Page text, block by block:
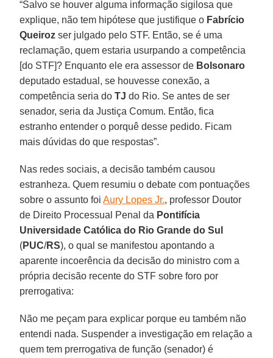
“Salvo se houver alguma informação sigilosa que
explique, não tem hipótese que justifique o Fabrício
Queiroz ser julgado pelo STF. Então, se é uma
reclamação, quem estaria usurpando a competência
[do STF]? Enquanto ele era assessor de Bolsonaro
deputado estadual, se houvesse conexão, a
competência seria doTJ do Rio. Se antes de ser
senador, seria da Justiça Comum. Então, fica
estranho entender o porquê desse pedido. Ficam
mais dúvidas do que respostas”.
Nas redes sociais, a decisão também causou
estranheza. Quem resumiu o debate com pontuações
sobre o assunto foiAury Lopes Jr., professor Doutor
de Direito Processual Penal da Pontifícia
Universidade Católica do Rio Grande do Sul
(PUC/RS), o qual se manifestou apontando a
aparente incoerência da decisão do ministro com a
própria decisão recente do STF sobre foro por
prerrogativa:
Não me peçam para explicar porque eu também não
entendi nada. Suspender a investigação em relação a
quem tem prerrogativa de função (senador) é